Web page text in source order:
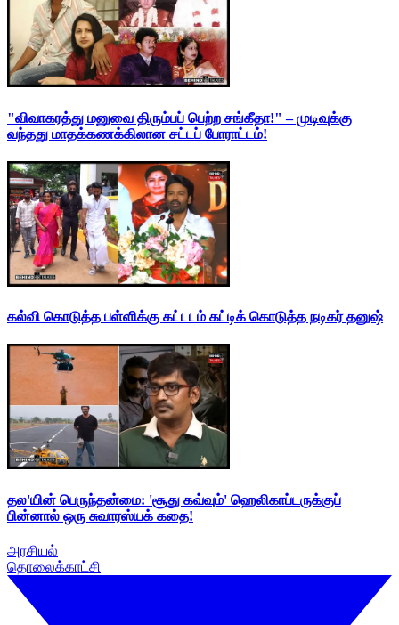
"விவாகரத்து மனுவை திரும்பப் பெற்ற சங்கீதா!" – முடிவுக்கு
வந்தது மாதக்கணக்கிலான சட்டப் போராட்டம்!
கல்வி கொடுத்த பள்ளிக்கு கட்டடம் கட்டிக் கொடுத்த நடிகர் தனுஷ்
தல'யின் பெருந்தன்மை: 'சூது கவ்வும்' ஹெலிகாப்டருக்குப்
பின்னால் ஒரு சுவாரஸ்யக் கதை!
அரசியல்
தொலைக்காட்சி